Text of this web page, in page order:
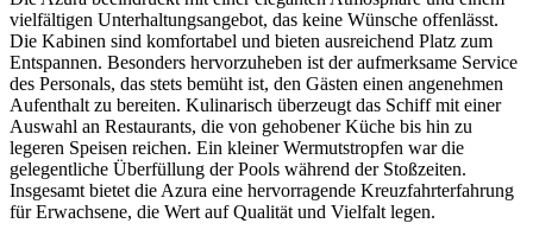
vielfältigen Unterhaltungsangebot, das keine Wünsche offenlässt.
Die Kabinen sind komfortabel und bieten ausreichend Platz zum
Entspannen. Besonders hervorzuheben ist der aufmerksame Service
des Personals, das stets bemüht ist, den Gästen einen angenehmen
Aufenthalt zu bereiten. Kulinarisch überzeugt das Schiff mit einer
Auswahl an Restaurants, die von gehobener Küche bis hin zu
legeren Speisen reichen. Ein kleiner Wermutstropfen war die
gelegentliche Überfüllung der Pools während der Stoßzeiten.
Insgesamt bietet die Azura eine hervorragende Kreuzfahrterfahrung
für Erwachsene, die Wert auf Qualität und Vielfalt legen.